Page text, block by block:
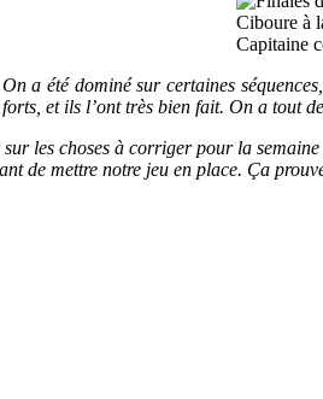
Capitaine
On a été dominé sur certaines
et ils l’ont très bien fait. On a tout
les choses à corriger pour la
de mettre notre jeu en place. Ça